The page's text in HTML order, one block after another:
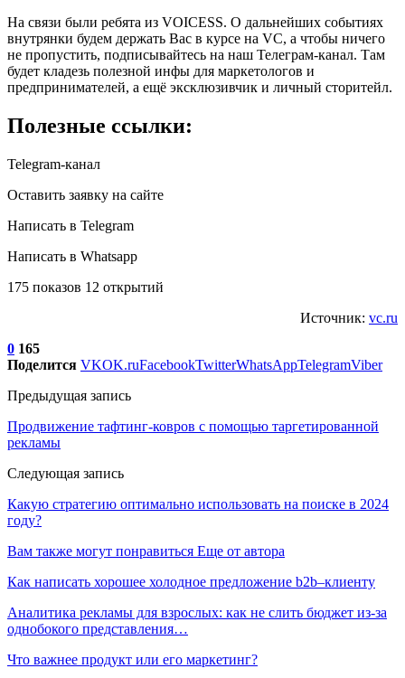
На связи были ребята из VOICESS. О дальнейших событиях
внутрянки будем держать Вас в курсе на VC, а чтобы ничего
не пропустить, подписывайтесь на наш Телеграм-канал. Там
будет кладезь полезной инфы для маркетологов и
предпринимателей, а ещё эксклюзивчик и личный сторитейл.
Полезные ссылки:
Telegram-канал
Оставить заявку на сайте
Написать в Telegram
Написать в Whatsapp
175 показов 12 открытий
Источник: vc.ru
0 165
Поделится VKOK.ruFacebookTwitterWhatsAppTelegramViber
Предыдущая запись
Продвижение тафтинг-ковров с помощью таргетированной
рекламы
Следующая запись
Какую стратегию оптимально использовать на поиске в 2024
году?
Вам также могут понравиться Еще от автора
Как написать хорошее холодное предложение b2b–клиенту
Аналитика рекламы для взрослых: как не слить бюджет из-за
однобокого представления…
Что важнее продукт или его маркетинг?